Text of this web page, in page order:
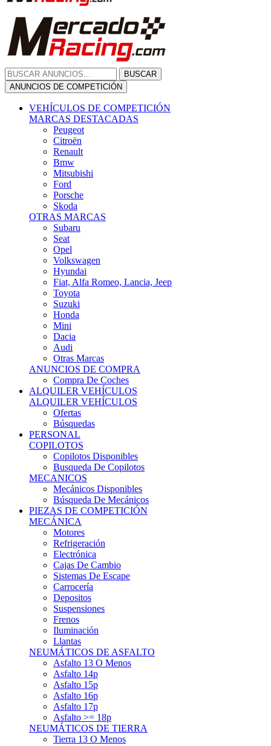
BUSCAR
ANUNCIOS DE COMPETICIÓN
VEHÍCULOS DE COMPETICIÓN
MARCAS DESTACADAS
Peugeot
Citroën
Renault
Bmw
Mitsubishi
Ford
Porsche
Skoda
OTRAS MARCAS
Subaru
Seat
Opel
Volkswagen
Hyundai
Fiat, Alfa Romeo, Lancia, Jeep
Toyota
Suzuki
Honda
Mini
Dacia
Audi
Otras Marcas
ANUNCIOS DE COMPRA
Compra De Coches
ALQUILER VEHÍCULOS
ALQUILER VEHÍCULOS
Ofertas
Búsquedas
PERSONAL
COPILOTOS
Copilotos Disponibles
Busqueda De Copilotos
MECANICOS
Mecánicos Disponibles
Búsqueda De Mecánicos
PIEZAS DE COMPETICIÓN
MECÁNICA
Motores
Refrigeración
Electrónica
Cajas De Cambio
Sistemas De Escape
Carrocería
Depositos
Suspensiones
Frenos
Iluminación
Llantas
NEUMÁTICOS DE ASFALTO
Asfalto 13 O Menos
Asfalto 14p
Asfalto 15p
Asfalto 16p
Asfalto 17p
Asfalto >= 18p
NEUMÁTICOS DE TIERRA
Tierra 13 O Menos